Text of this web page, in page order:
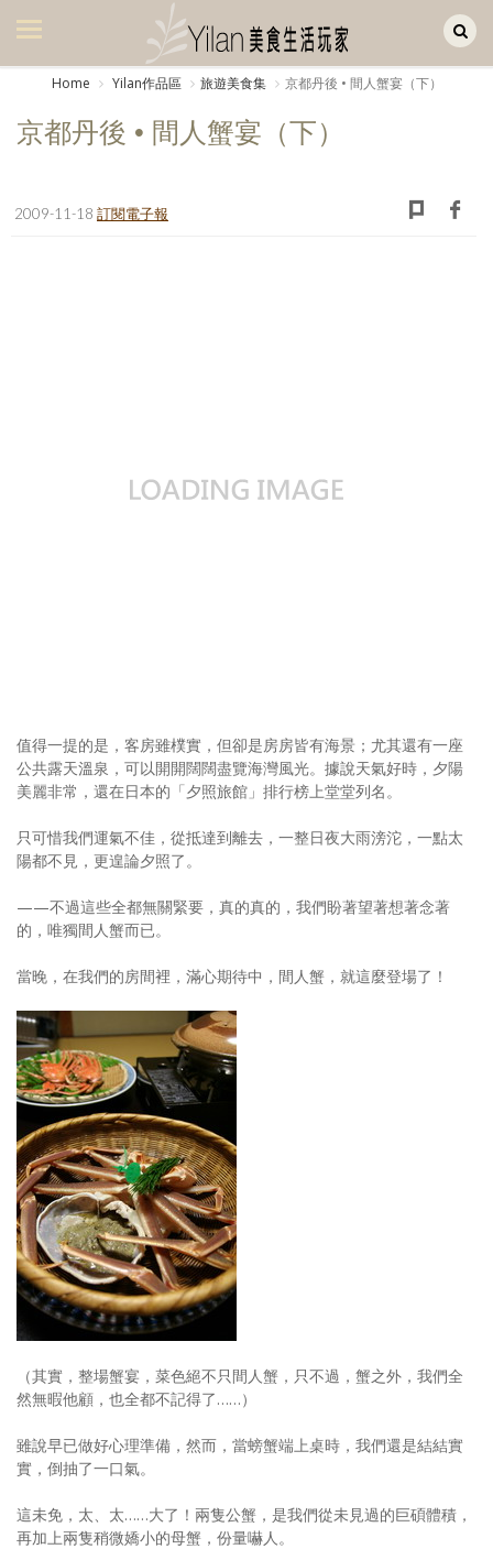
美食集
個人著作
活動實況記錄
媒體報導一覽
訂閱電子報
Home Yilan作品區 旅遊美食集 京都丹後 • 間人蟹宴（下）
京都丹後 • 間人蟹宴（下）
2009-11-18 訂閱電子報
值得一提的是，客房雖樸實，但卻是房房皆有海景；尤其還有一座
公共露天溫泉，可以開開闊闊盡覽海灣風光。據說天氣好時，夕陽
美麗非常，還在日本的「夕照旅館」排行榜上堂堂列名。
只可惜我們運氣不佳，從抵達到離去，一整日夜大雨滂沱，一點太
陽都不見，更遑論夕照了。
——不過這些全都無關緊要，真的真的，我們盼著望著想著念著
的，唯獨間人蟹而已。
當晚，在我們的房間裡，滿心期待中，間人蟹，就這麼登場了！
（其實，整場蟹宴，菜色絕不只間人蟹，只不過，蟹之外，我們全
然無暇他顧，也全都不記得了……）
雖說早已做好心理準備，然而，當螃蟹端上桌時，我們還是結結實
實，倒抽了一口氣。
這未免，太、太……大了！兩隻公蟹，是我們從未見過的巨碩體積，
再加上兩隻稍微嬌小的母蟹，份量嚇人。